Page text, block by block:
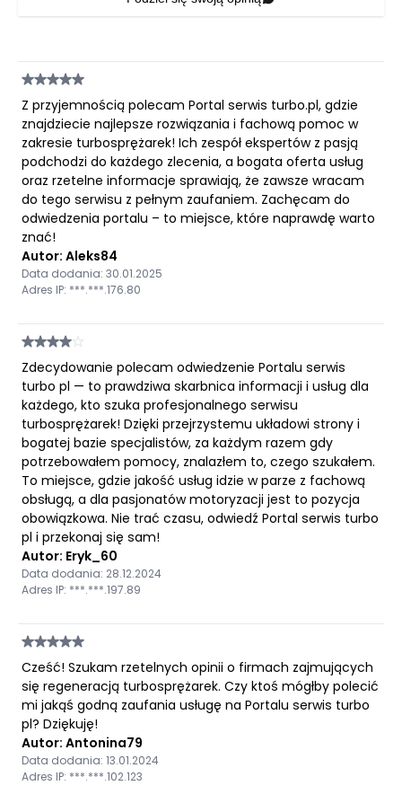
Z przyjemnością polecam Portal serwis turbo.pl, gdzie
znajdziecie najlepsze rozwiązania i fachową pomoc w
zakresie turbosprężarek! Ich zespół ekspertów z pasją
podchodzi do każdego zlecenia, a bogata oferta usług
oraz rzetelne informacje sprawiają, że zawsze wracam
do tego serwisu z pełnym zaufaniem. Zachęcam do
odwiedzenia portalu – to miejsce, które naprawdę warto
znać!
Autor: Aleks84
Data dodania: 30.01.2025
Adres IP: ***.***.176.80
Zdecydowanie polecam odwiedzenie Portalu serwis
turbo pl — to prawdziwa skarbnica informacji i usług dla
każdego, kto szuka profesjonalnego serwisu
turbosprężarek! Dzięki przejrzystemu układowi strony i
bogatej bazie specjalistów, za każdym razem gdy
potrzebowałem pomocy, znalazłem to, czego szukałem.
To miejsce, gdzie jakość usług idzie w parze z fachową
obsługą, a dla pasjonatów motoryzacji jest to pozycja
obowiązkowa. Nie trać czasu, odwiedź Portal serwis turbo
pl i przekonaj się sam!
Autor: Eryk_60
Data dodania: 28.12.2024
Adres IP: ***.***.197.89
Cześć! Szukam rzetelnych opinii o firmach zajmujących
się regeneracją turbosprężarek. Czy ktoś mógłby polecić
mi jakąś godną zaufania usługę na Portalu serwis turbo
pl? Dziękuję!
Autor: Antonina79
Data dodania: 13.01.2024
Adres IP: ***.***.102.123